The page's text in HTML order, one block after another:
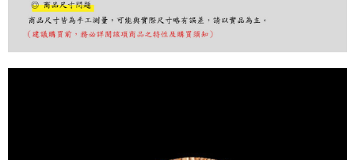
【注意事項】
１．透過由恩沛科技股份有限公司提供之「AFTEE先享後付」服務完成之交
易，需依本服務之必要範圍內提供個人資料，並將交易相關給付款項請求債